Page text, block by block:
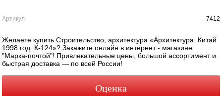
Артикул 7412
Желаете купить Строительство, архитектура «Архитектура. Китай
1998 год. К-124»? Закажите онлайн в интернет - магазине
"Марка-почтой"! Привлекательные цены, большой ассортимент и
быстрая доставка — по всей России!
Оценка